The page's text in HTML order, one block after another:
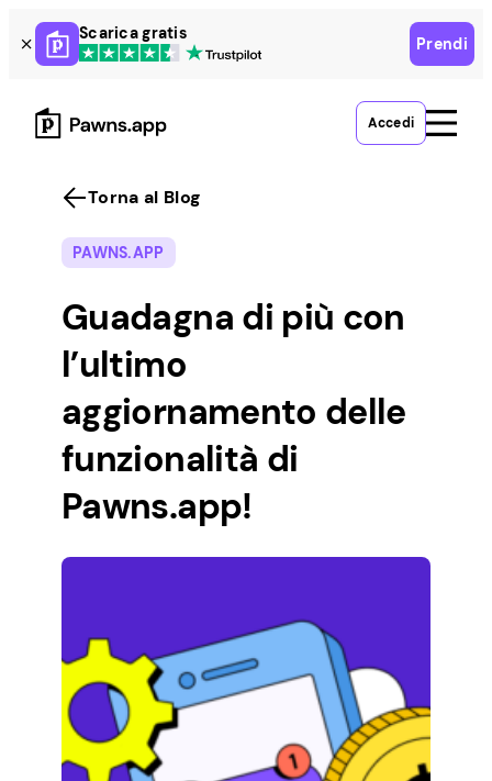
Skip
to
content
Scarica gratis
Prendi
Accedi
Torna al Blog
PAWNS.APP
Guadagna di più con
l’ultimo
aggiornamento delle
funzionalità di
Pawns.app!